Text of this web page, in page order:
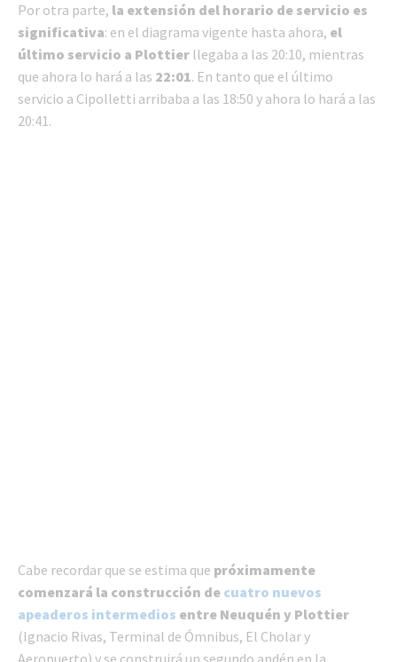
Por otra parte, la extensión del horario de servicio es
significativa: en el diagrama vigente hasta ahora, el
último servicio a Plottier llegaba a las 20:10, mientras
que ahora lo hará a las 22:01. En tanto que el último
servicio a Cipolletti arribaba a las 18:50 y ahora lo hará a las
20:41.
Cabe recordar que se estima que próximamente
comenzará la construcción de cuatro nuevos
apeaderos intermedios entre Neuquén y Plottier
(Ignacio Rivas, Terminal de Ómnibus, El Cholar y
Aeropuerto) y se construirá un segundo andén en la